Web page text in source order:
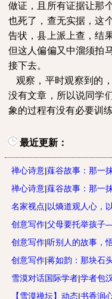
做证，且所有证据让那
也死了，查无实据，这
告状，县上派上查，结
但这人偏偏又中溜须拍
接下去。
观察，平时观察到的
没有文章，所以说同学
象的过程有没有必要训
最近更新：
禅心诗意|薤谷故事：那一
禅心诗意|薤谷故事：那一
名家视点|以熵道观人心，
创意写作|父母要托举孩子
创意写作|听别人的故事，
创意写作|蒋如韵：那块石
雪漠对话国际学者|学者包
【雪漠禅坛】动态|书香润